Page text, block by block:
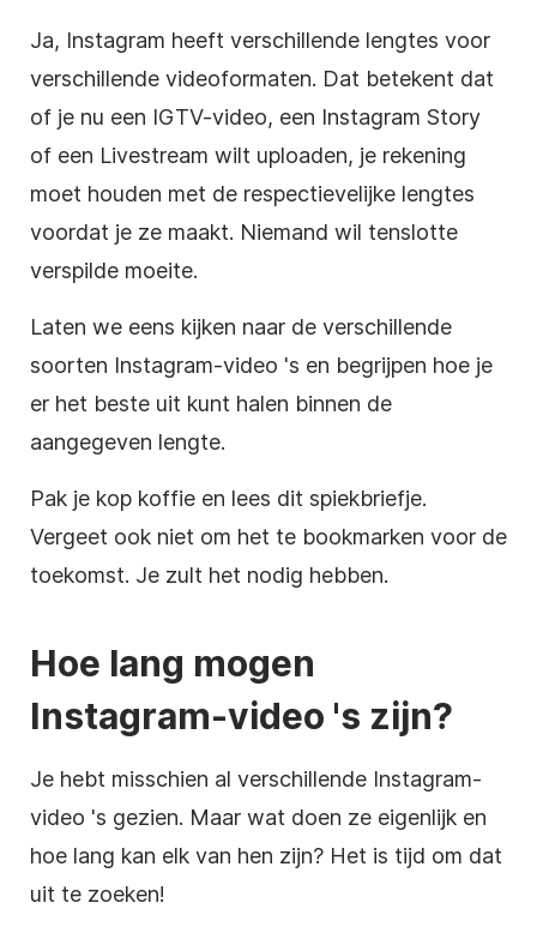
Ja, Instagram heeft verschillende lengtes voor
verschillende videoformaten. Dat betekent dat
of je nu een IGTV-video, een Instagram Story
of een Livestream wilt uploaden, je rekening
moet houden met de respectievelijke lengtes
voordat je ze maakt. Niemand wil tenslotte
verspilde moeite.
Laten we eens kijken naar de verschillende
soorten Instagram-video 's en begrijpen hoe je
er het beste uit kunt halen binnen de
aangegeven lengte.
Pak je kop koffie en lees dit spiekbriefje.
Vergeet ook niet om het te bookmarken voor de
toekomst. Je zult het nodig hebben.
Hoe lang mogen
Instagram-video 's zijn?
Je hebt misschien al verschillende Instagram-
video 's gezien. Maar wat doen ze eigenlijk en
hoe lang kan elk van hen zijn? Het is tijd om dat
uit te zoeken!